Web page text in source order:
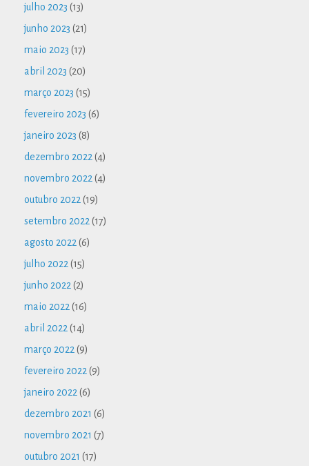
julho 2023 (13)
junho 2023 (21)
maio 2023 (17)
abril 2023 (20)
março 2023 (15)
fevereiro 2023 (6)
janeiro 2023 (8)
dezembro 2022 (4)
novembro 2022 (4)
outubro 2022 (19)
setembro 2022 (17)
agosto 2022 (6)
julho 2022 (15)
junho 2022 (2)
maio 2022 (16)
abril 2022 (14)
março 2022 (9)
fevereiro 2022 (9)
janeiro 2022 (6)
dezembro 2021 (6)
novembro 2021 (7)
outubro 2021 (17)